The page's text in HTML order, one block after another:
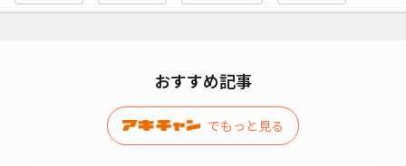
おすすめ記事
でもっと見る